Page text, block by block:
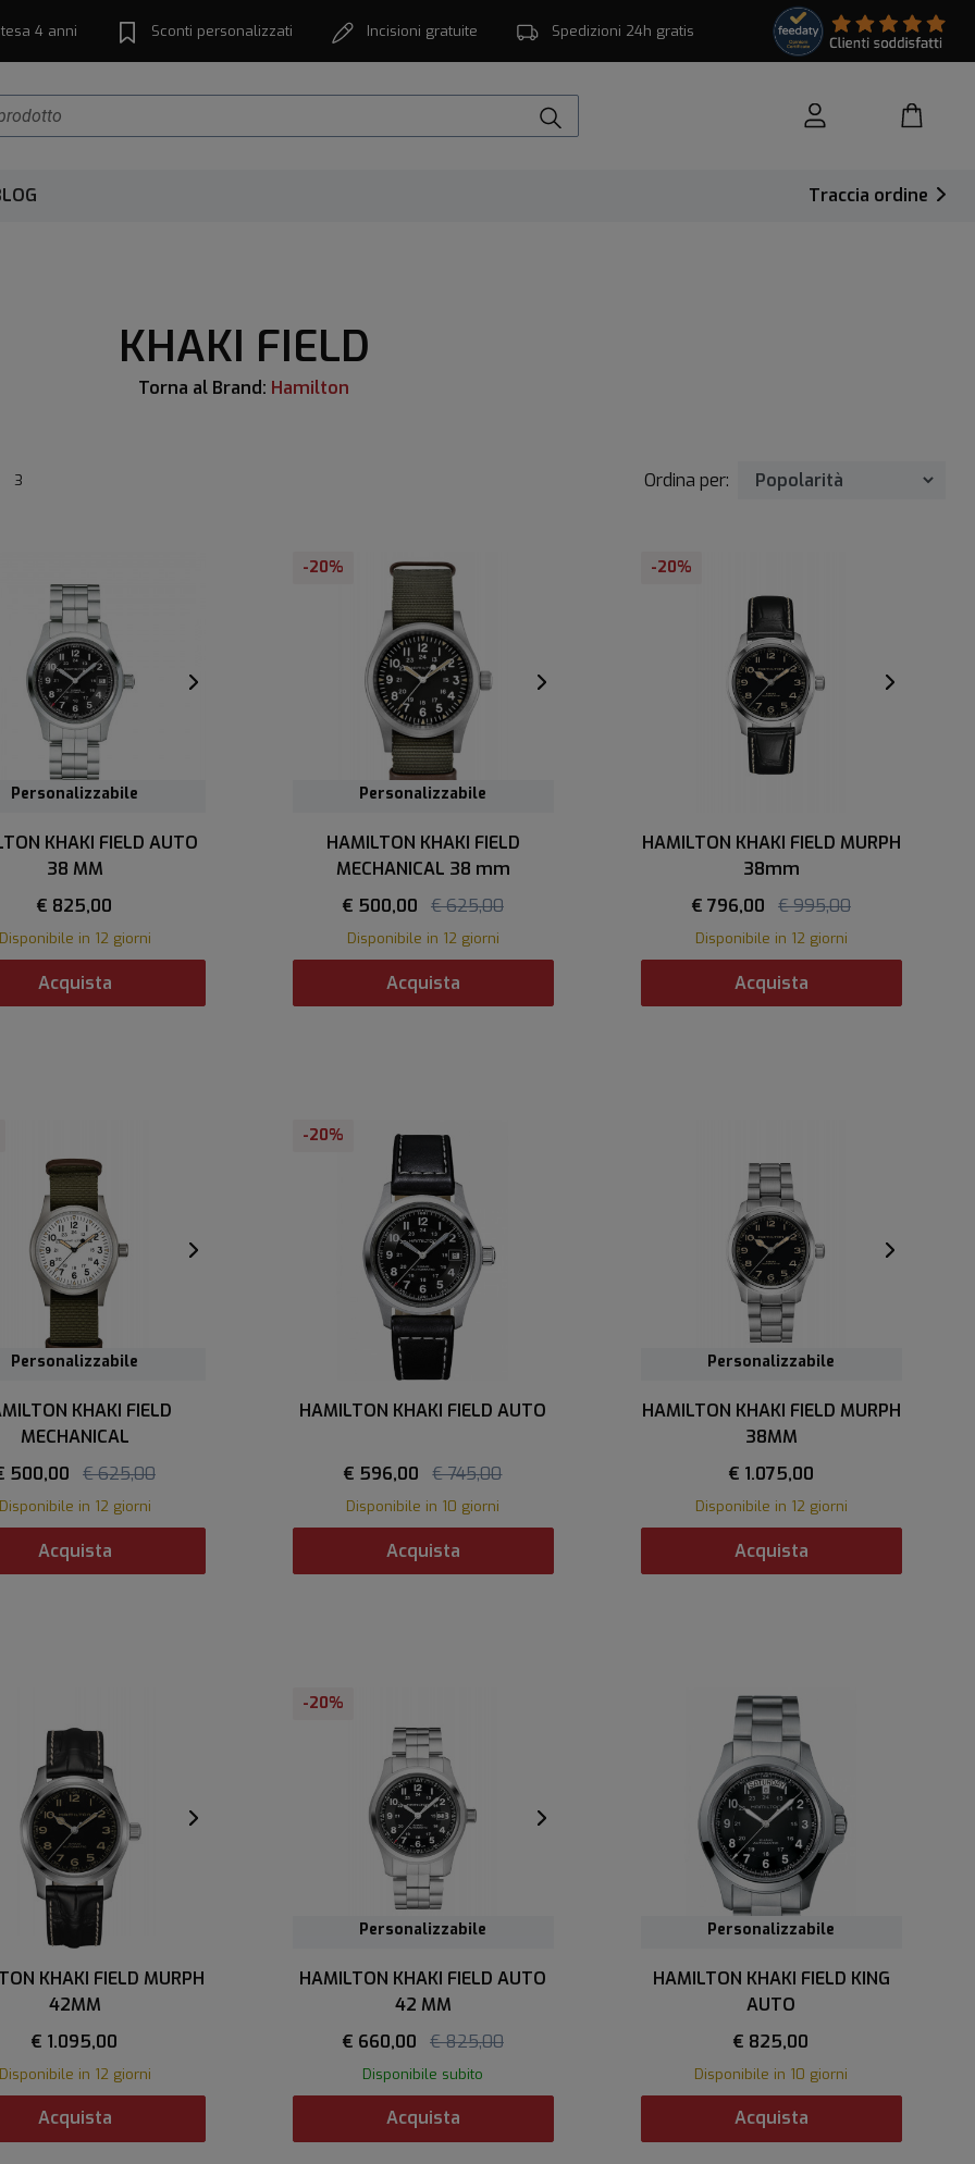
4 anni Sconti personalizzati Incisioni gratuite Spedizioni 24h gratis
Traccia ordine
KHAKI FIELD
Torna al Brand: Hamilton
3 Ordina per:
Personalizzabile
KHAKI FIELD AUTO
38 MM
€ 825,00
Disponibile in 12 giorni
Acquista
-20%
Personalizzabile
HAMILTON KHAKI FIELD
MECHANICAL 38 mm
€ 500,00
€ 625,00
Disponibile in 12 giorni
Acquista
-20%
HAMILTON KHAKI FIELD MURPH
38mm
€ 796,00
€ 995,00
Disponibile in 12 giorni
Acquista
Personalizzabile
KHAKI FIELD
MECHANICAL
500,00
€ 625,00
Disponibile in 12 giorni
Acquista
-20%
HAMILTON KHAKI FIELD AUTO
€ 596,00 € 745,00
Disponibile in 10 giorni
Acquista
Personalizzabile
HAMILTON KHAKI FIELD MURPH
38MM
€ 1.075,00
Disponibile in 12 giorni
Acquista
KHAKI FIELD MURPH
42MM
€ 1.095,00
Disponibile in 12 giorni
Acquista
-20%
Personalizzabile
HAMILTON KHAKI FIELD AUTO
42 MM
€ 660,00
€ 825,00
Disponibile subito
Acquista
Personalizzabile
HAMILTON KHAKI FIELD KING
AUTO
€ 825,00
Disponibile in 10 giorni
Acquista